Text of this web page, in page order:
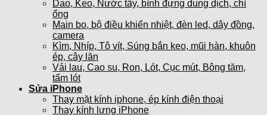
Dao, Keo, Nước tẩy, bình đựng dung dịch, chì
ống
Main bo, bộ điều khiển nhiệt, đèn led, dây đồng,
camera
Kìm, Nhíp, Tô vít, Súng bắn keo, mũi hàn, khuôn
ép, cây lăn
Vải lau, Cao su, Ron, Lót, Cục mút, Bông tăm,
tấm lót
Sửa iPhone
Thay mặt kính iphone, ép kính điện thoại
Thay kính lưng iPhone